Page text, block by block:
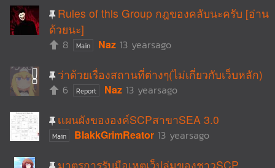
Rules of this Group กฎของคลับนะครับ [อ่าน
ด้วยนะ]
8 Main Naz 13 yearsago
ว่าด้วยเรื่องสถานที่ต่างๆ(ไม่เกี่ยวกับเว็บหลัก)
6 Report Naz 13 yearsago
เเผนผังขององค์SCPสาขาSEA 3.0
Main BlakkGrimReator 13 yearsago
มาตรการรับมือเหตุเว็ปล่มของชาวSCP